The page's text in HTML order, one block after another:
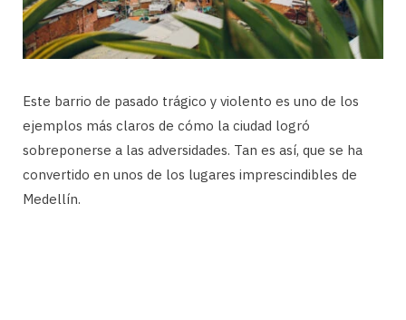
Este barrio de pasado trágico y violento es uno de los
ejemplos más claros de cómo la ciudad logró
sobreponerse a las adversidades. Tan es así, que se ha
convertido en unos de los lugares imprescindibles de
Medellín.